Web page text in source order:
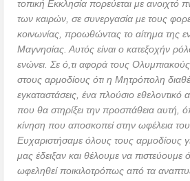
τοπική Εκκλησία πορεύεται με ανοιχτό
των καιρών, σε συνεργασία με τους
κοινωνίας, προωθώντας το αίτημα της
Μαγνησίας. Αυτός είναι ο κατεξοχήν
ενώνει. Σε ό,τι αφορά τους
στους αρμοδίους ότι η Μητρόπολη
εγκαταστάσεις, ένα πλούσιο
που θα στηρίξει την προσπάθεια αυτή,
κίνηση που αποσκοπεί στην ωφέλεια
Ευχαριστήσαμε όλους τους αρμοδίους
μας έδειξαν και θέλουμε να πιστεύουμε
ωφεληθεί ποικιλοτρόπως από τα